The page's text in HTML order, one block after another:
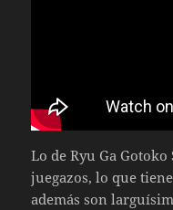
Lo de Ryu Ga
juegazos, lo que
además son